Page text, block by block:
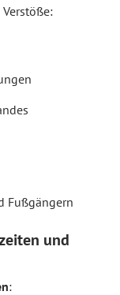
Fußgängern
und
: